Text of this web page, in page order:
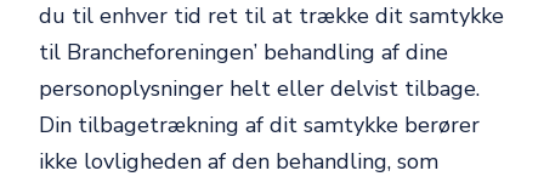
du til enhver tid ret til at trække dit samtykke
til Brancheforeningen’ behandling af dine
personoplysninger helt eller delvist tilbage.
Din tilbagetrækning af dit samtykke berører
ikke lovligheden af den behandling, som